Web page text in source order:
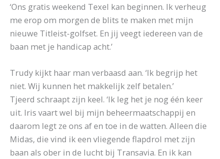
‘Ons gratis weekend Texel kan beginnen. Ik verheug
me erop om morgen de blits te maken met mijn
nieuwe Titleist-golfset. En jij veegt iedereen van de
baan met je handicap acht.’
Trudy kijkt haar man verbaasd aan. ‘Ik begrijp het
niet. Wij kunnen het makkelijk zelf betalen.’
Tjeerd schraapt zijn keel. ‘Ik leg het je nog één keer
uit. Iris vaart wel bij mijn beheermaatschappij en
daarom legt ze ons af en toe in de watten. Alleen die
Midas, die vind ik een vliegende flapdrol met zijn
baan als ober in de lucht bij Transavia. En ik kan